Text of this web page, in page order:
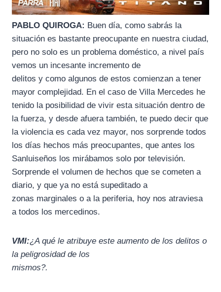
PABLO QUIROGA: Buen día, como sabrás la
situación es bastante preocupante en nuestra ciudad,
pero no solo es un problema doméstico, a nivel país
vemos un incesante incremento de
delitos y como algunos de estos comienzan a tener
mayor complejidad. En el caso de Villa Mercedes he
tenido la posibilidad de vivir esta situación dentro de
la fuerza, y desde afuera también, te puedo decir que
la violencia es cada vez mayor, nos sorprende todos
los días hechos más preocupantes, que antes los
Sanluiseños los mirábamos solo por televisión.
Sorprende el volumen de hechos que se cometen a
diario, y que ya no está supeditado a
zonas marginales o a la periferia, hoy nos atraviesa
a todos los mercedinos.
VMI:¿A qué le atribuye este aumento de los delitos o
la peligrosidad de los
mismos?.